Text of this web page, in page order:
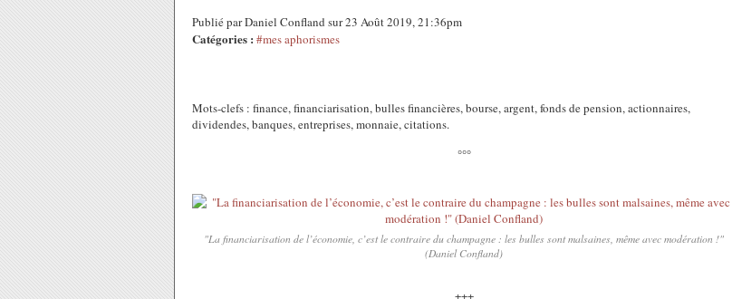
Publié par Daniel Confland sur 23 Août 2019, 21:36pm
Catégories : #mes aphorismes
Mots-clefs : finance, financiarisation, bulles financières, bourse, argent, fonds de pension, actionnaires,
dividendes, banques, entreprises, monnaie, citations.
°°°
"La financiarisation de l’économie, c’est le contraire du champagne : les bulles sont malsaines, même avec modération !"
(Daniel Confland)
+++